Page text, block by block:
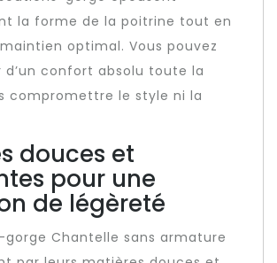
la forme de la poitrine tout en
optimal. Vous pouvez
confort absolu toute la
compromettre le style ni la
douces et
pour une
de légèreté
gorge Chantelle sans armature